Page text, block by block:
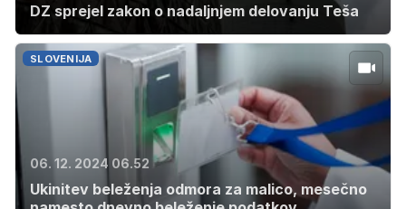
DZ sprejel zakon o nadaljnjem delovanju Teša
SLOVENIJA
06. 12. 2024 06.52
Ukinitev beleženja odmora za malico, mesečno